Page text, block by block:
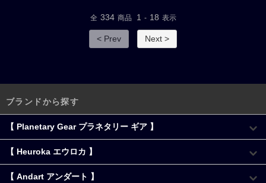
全 334 商品 1 - 18 表示
< Prev Next >
ブランドから探す
【 Planetary Gear プラネタリー ギア 】
【 Heuroka エウロカ 】
【 Andart アンダート 】